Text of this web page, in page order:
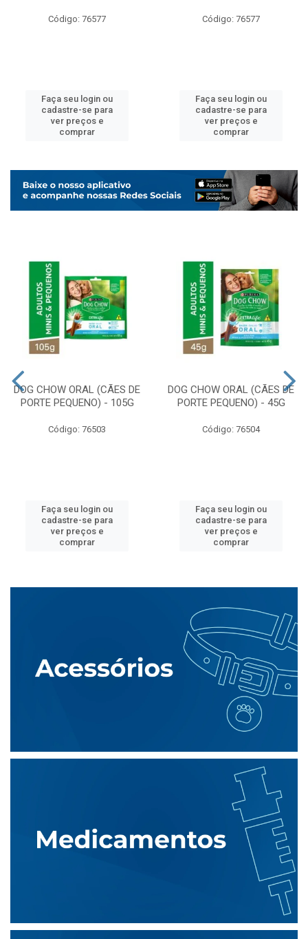
Código: 76577
Faça seu login ou
cadastre-se para
ver preços e
comprar
Código: 76577
Faça seu login ou
cadastre-se para
ver preços e
comprar
DOG CHOW ORAL (CÃES DE
PORTE PEQUENO) - 105G
Código: 76503
Faça seu login ou
cadastre-se para
ver preços e
comprar
DOG CHOW ORAL (CÃES DE
PORTE PEQUENO) - 45G
Código: 76504
Faça seu login ou
cadastre-se para
ver preços e
comprar